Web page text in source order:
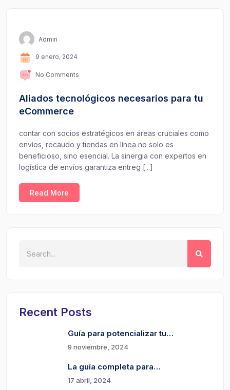
Admin
9 enero, 2024
No Comments
Aliados tecnológicos necesarios para tu
eCommerce
contar con socios estratégicos en áreas cruciales como
envíos, recaudo y tiendas en línea no solo es
beneficioso, sino esencial. La sinergia con expertos en
logística de envíos garantiza entreg [...]
Read More
Recent Posts
Guía para potencializar tu…
9 noviembre, 2024
La guía completa para…
17 abril, 2024